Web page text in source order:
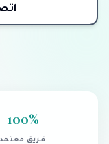
100%
فريق معتمد